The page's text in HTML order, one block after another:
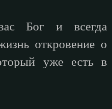
Бог и всегда
откровение о
уже есть в